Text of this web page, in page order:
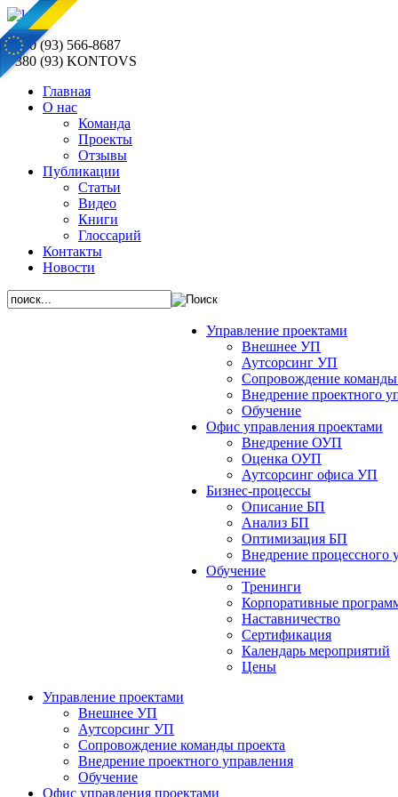
+380 (93) 566-8687
+380 (93) KONTOVS
Главная
О нас
Команда
Проекты
Отзывы
Публикации
Статьи
Видео
Книги
Глоссарий
Контакты
Новости
Управление проектами
Внешнее УП
Аутсорсинг УП
Сопровождение команды
Внедрение проектного
Обучение
Офис управления проектами
Bнедрение ОУП
Оценка ОУП
Аутсорсинг офиса УП
Бизнес-процессы
Описание БП
Анализ БП
Оптимизация БП
Внедрение процессного
Обучениe
Тренинги
Корпоративные
Наставничество
Сертификация
Календарь мероприятий
Цены
Управление проектами
Внешнее УП
Аутсорсинг УП
Сопровождение команды проекта
Внедрение проектного управления
Обучение
Офис управления проектами